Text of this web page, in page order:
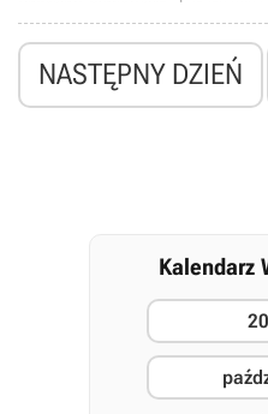
egzemplarzy przenośnej
jej komercyjnego debiutu (7
NASTĘPNY DZIEŃ
Kalendarz